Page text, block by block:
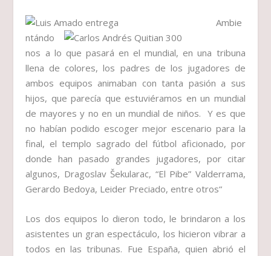
Ambie
ntándo
nos a lo que pasará en el mundial, en una tribuna
llena de colores, los padres de los jugadores de
ambos equipos animaban con tanta pasión a sus
hijos, que parecía que estuviéramos en un mundial
de mayores y no en un mundial de niños. Y es que
no habían podido escoger mejor escenario para la
final, el templo sagrado del fútbol aficionado, por
donde han pasado grandes jugadores, por citar
algunos, Dragoslav Šekularac, “El Pibe” Valderrama,
Gerardo Bedoya, Leider Preciado, entre otros“
Los dos equipos lo dieron todo, le brindaron a los
asistentes un gran espectáculo, los hicieron vibrar a
todos en las tribunas. Fue España, quien abrió el